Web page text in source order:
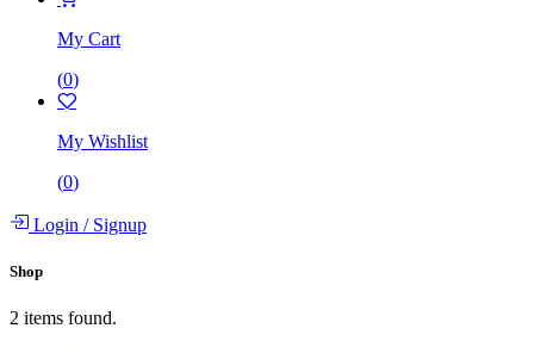
My Cart
(0)
My Wishlist
(0)
Login /Signup
Shop
2 items found.